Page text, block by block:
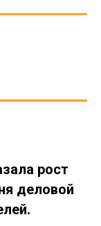
рост
деловой